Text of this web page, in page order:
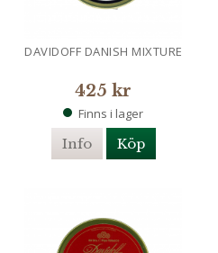
DAVIDOFF DANISH MIXTURE
425 kr
Finns i lager
Info Köp